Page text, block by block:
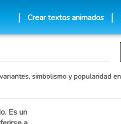
Crear textos animados
simbolismo y popularidad
Es un